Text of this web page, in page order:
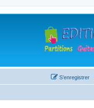
S’enregistrer